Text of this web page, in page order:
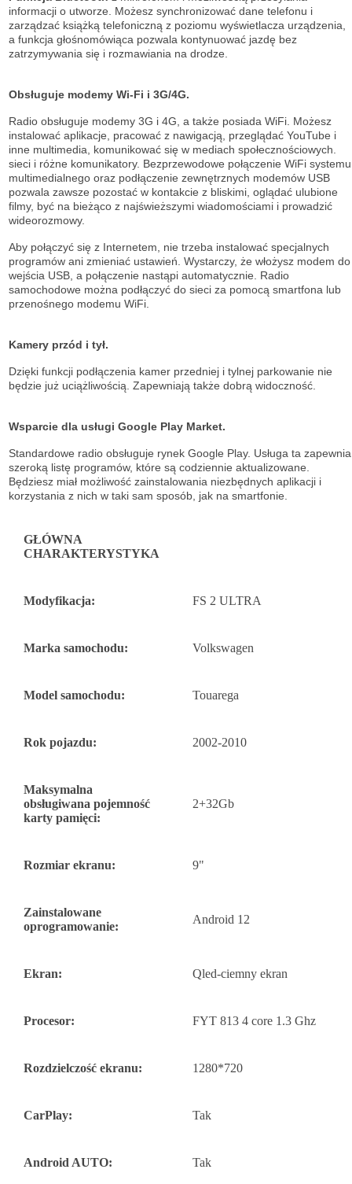
informacji o utworze. Możesz synchronizować dane telefonu i
zarządzać książką telefoniczną z poziomu wyświetlacza urządzenia,
a funkcja głośnomówiąca pozwala kontynuować jazdę bez
zatrzymywania się i rozmawiania na drodze.
Obsługuje modemy Wi-Fi i 3G/4G.
Radio obsługuje modemy 3G i 4G, a także posiada WiFi. Możesz
instalować aplikacje, pracować z nawigacją, przeglądać YouTube i
inne multimedia, komunikować się w mediach społecznościowych.
sieci i różne komunikatory. Bezprzewodowe połączenie WiFi systemu
multimedialnego oraz podłączenie zewnętrznych modemów USB
pozwala zawsze pozostać w kontakcie z bliskimi, oglądać ulubione
filmy, być na bieżąco z najświeższymi wiadomościami i prowadzić
wideorozmowy.
Aby połączyć się z Internetem, nie trzeba instalować specjalnych
programów ani zmieniać ustawień. Wystarczy, że włożysz modem do
wejścia USB, a połączenie nastąpi automatycznie. Radio
samochodowe można podłączyć do sieci za pomocą smartfona lub
przenośnego modemu WiFi.
Kamery przód i tył.
Dzięki funkcji podłączenia kamer przedniej i tylnej parkowanie nie
będzie już uciążliwością. Zapewniają także dobrą widoczność.
Wsparcie dla usługi Google Play Market.
Standardowe radio obsługuje rynek Google Play. Usługa ta zapewnia
szeroką listę programów, które są codziennie aktualizowane.
Będziesz miał możliwość zainstalowania niezbędnych aplikacji i
korzystania z nich w taki sam sposób, jak na smartfonie.
GŁÓWNA
CHARAKTERYSTYKA
Modyfikacja: FS 2 ULTRA
Marka samochodu: Volkswagen
Model samochodu: Touarega
Rok pojazdu: 2002-2010
Maksymalna
obsługiwana pojemność
karty pamięci:
2+32Gb
Rozmiar ekranu: 9"
Zainstalowane
oprogramowanie:
Android 12
Ekran: Qled-ciemny ekran
Procesor: FYT 813 4 core 1.3 Ghz
Rozdzielczość ekranu: 1280*720
CarPlay: Tak
Android AUTO: Tak